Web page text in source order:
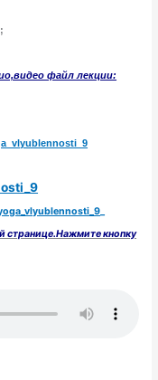
файл лекции:
_vlyublennosti_9
_9
_vlyublennosti _9
странице.Нажмите кнопку